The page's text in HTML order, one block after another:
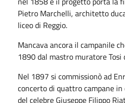
Pietro Marchelli, architetto
liceo di Reggio.
Mancava ancora il campanile
1890 dal mastro muratore Tosi
Nel 1897 si commissionò ad
concerto di quattro campane
del celebre Giuseppe Filippo